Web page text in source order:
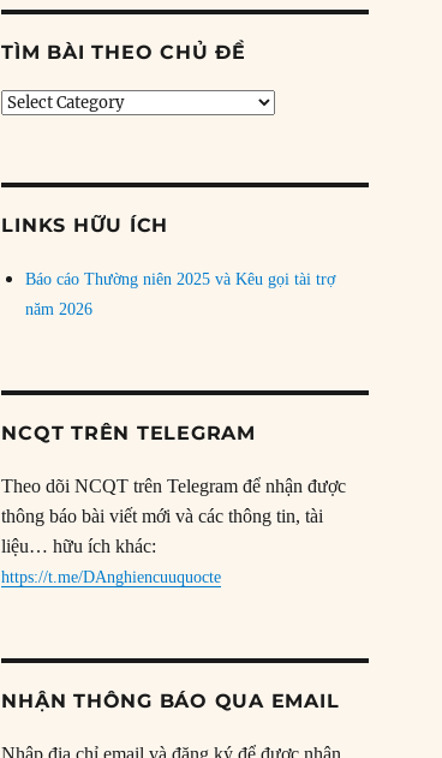
TÌM BÀI THEO CHỦ ĐỀ
Tìm
LINKS HỮU ÍCH
Báo cáo Thường niên 2025 và Kêu gọi tài trợ
năm 2026
NCQT TRÊN TELEGRAM
Theo dõi NCQT trên Telegram để nhận được
thông báo bài viết mới và các thông tin, tài
liệu… hữu ích khác:
https://t.me/DAnghiencuuquocte
NHẬN THÔNG BÁO QUA EMAIL